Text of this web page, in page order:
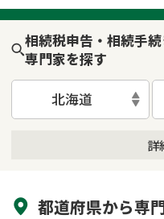
相続税申告・相続手
専門家を探す
北海道
詳
初回相談無料
都道府県から専